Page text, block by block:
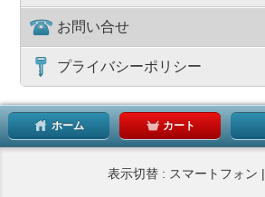
お問い合せ
プライバシーポリシー
ホーム カート
表示切替 : スマートフォン |